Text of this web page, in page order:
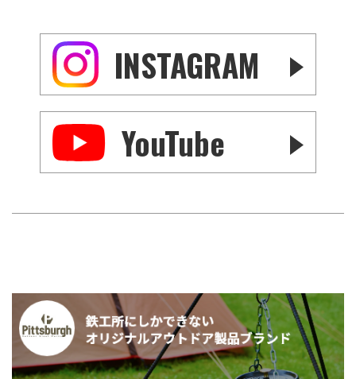
INSTAGRAM
YouTube